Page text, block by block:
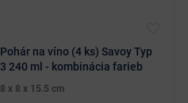
Pohár na víno (4 ks) Savoy Typ
3 240 ml - kombinácia farieb
8 x 8 x 15.5 cm